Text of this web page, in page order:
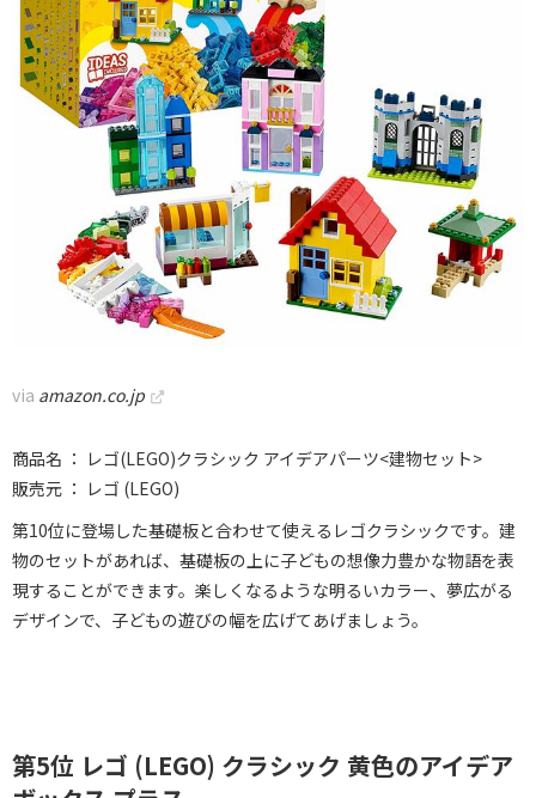
via amazon.co.jp
商品名 ： レゴ(LEGO)クラシック アイデアパーツ<建物セット>
販売元 ： レゴ (LEGO)
第10位に登場した基礎板と合わせて使えるレゴクラシックです。建
物のセットがあれば、基礎板の上に子どもの想像力豊かな物語を表
現することができます。楽しくなるような明るいカラー、夢広がる
デザインで、子どもの遊びの幅を広げてあげましょう。
第5位 レゴ (LEGO) クラシック 黄色のアイデア